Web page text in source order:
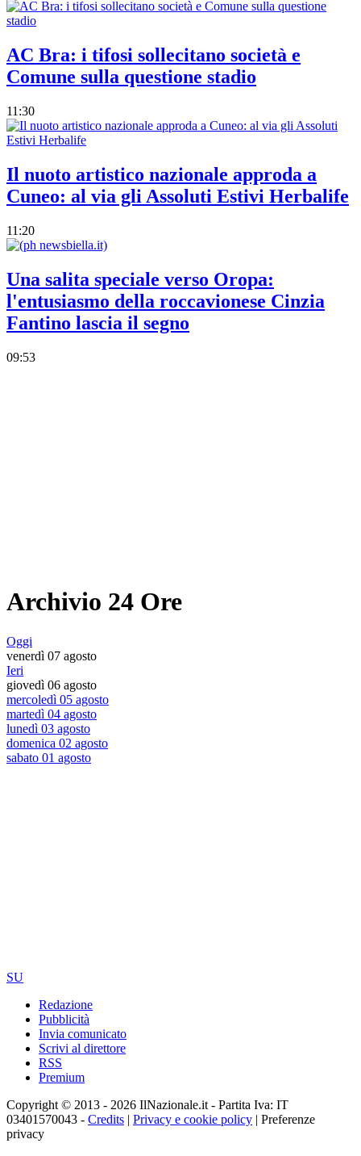
AC Bra: i tifosi sollecitano società e
Comune sulla questione stadio
11:30
Il nuoto artistico nazionale approda a
Cuneo: al via gli Assoluti Estivi Herbalife
11:20
Una salita speciale verso Oropa:
l'entusiasmo della roccavionese Cinzia
Fantino lascia il segno
09:53
Archivio 24 Ore
Oggi
venerdì 07 agosto
Ieri
giovedì 06 agosto
mercoledì 05 agosto
martedì 04 agosto
lunedì 03 agosto
domenica 02 agosto
sabato 01 agosto
SU
Redazione
Pubblicità
Invia comunicato
Scrivi al direttore
RSS
Premium
Copyright © 2013 - 2026 IlNazionale.it - Partita Iva: IT
03401570043 - Credits | Privacy e cookie policy | Preferenze
privacy